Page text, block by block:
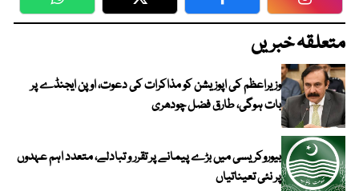
WhatsApp Twitter Facebook
متعلقہ خبریں
وزیراعظم کی اپوزیشن کو مذاکرات کی دعوت، اوپن ایجنڈے پر
بات ہوگی، طارق فضل چودھری
بیوروکریسی میں بڑے پیمانے پر تقرر و تبادلے، متعدد اہم عہدوں
پر نئی تعیناتیاں